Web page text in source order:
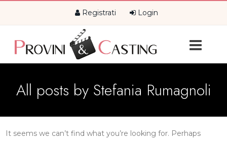
Registrati Login
All posts by Stefania Rumagnoli
It seems we can’t find what you’re looking for. Perhaps